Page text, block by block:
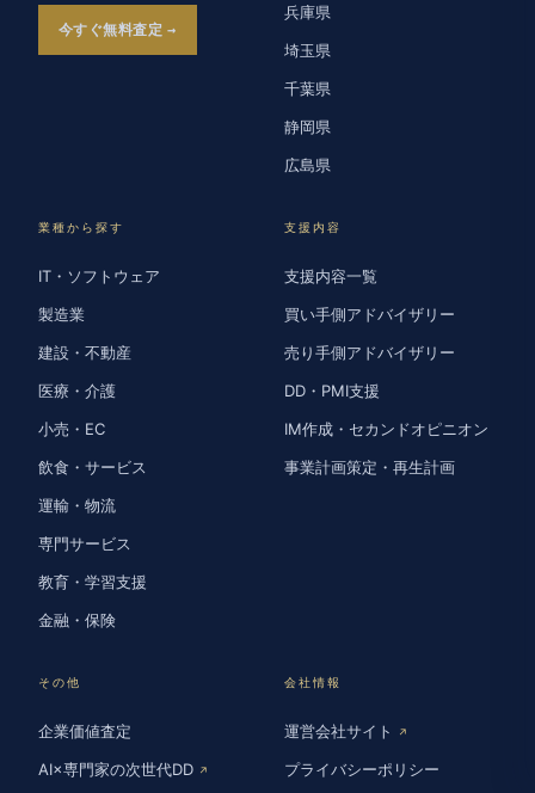
今すぐ無料査定
兵庫県
埼玉県
千葉県
静岡県
広島県
業種から探す
IT・ソフトウェア
製造業
建設・不動産
医療・介護
小売・EC
飲食・サービス
運輸・物流
専門サービス
教育・学習支援
金融・保険
支援内容
支援内容一覧
買い手側アドバイザリー
売り手側アドバイザリー
DD・PMI支援
IM作成・セカンドオピニオン
事業計画策定・再生計画
その他
企業価値査定
AI×専門家の次世代DD ↗
会社情報
運営会社サイト ↗
プライバシーポリシー